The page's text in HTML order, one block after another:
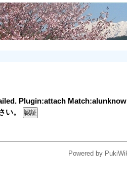
Plugin:attach
い。
Powered by